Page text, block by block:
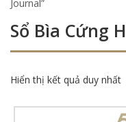
Journal”
Sổ Bìa Cứng
Hiển thị kết quả duy nhất